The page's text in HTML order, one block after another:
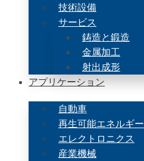
技術設備
サービス
鋳造と鍛造
金属加工
射出成形
アプリケーション
自動車
再生可能エネルギー
エレクトロニクス
産業機械